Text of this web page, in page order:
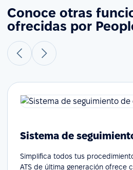
Conoce otras
ofrecidas por
Sistema de
Simplifica todos tus
ATS de última generación